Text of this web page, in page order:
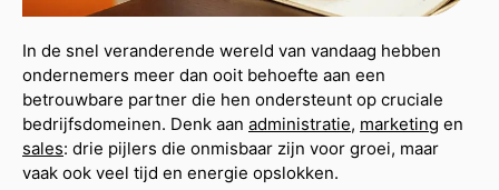
In de snel veranderende wereld van vandaag hebben
ondernemers meer dan ooit behoefte aan een
betrouwbare partner die hen ondersteunt op cruciale
bedrijfsdomeinen. Denk aan administratie, marketing en
sales: drie pijlers die onmisbaar zijn voor groei, maar
vaak ook veel tijd en energie opslokken.